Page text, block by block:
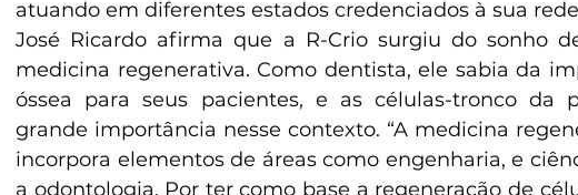
atuando em diferentes estados credenciados à sua
José Ricardo afirma que a R-Crio surgiu do sonho
medicina regenerativa. Como dentista, ele sabia da
óssea para seus pacientes, e as células-tronco da
grande importância nesse contexto. “A medicina
incorpora elementos de áreas como engenharia, e
a odontologia. Por ter como base a regeneração de